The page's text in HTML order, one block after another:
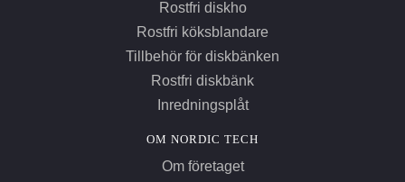
Rostfri diskho
Rostfri köksblandare
Tillbehör för diskbänken
Rostfri diskbänk
Inredningsplåt
OM NORDIC TECH
Om företaget